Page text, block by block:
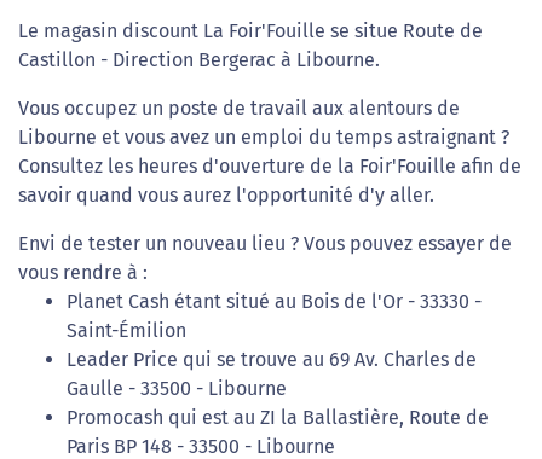
Le magasin discount La Foir'Fouille se situe Route de
Castillon - Direction Bergerac à Libourne.
Vous occupez un poste de travail aux alentours de
Libourne et vous avez un emploi du temps astraignant ?
Consultez les heures d'ouverture de la Foir'Fouille afin de
savoir quand vous aurez l'opportunité d'y aller.
Envi de tester un nouveau lieu ? Vous pouvez essayer de
vous rendre à :
Planet Cash étant situé au Bois de l'Or - 33330 -
Saint-Émilion
Leader Price qui se trouve au 69 Av. Charles de
Gaulle - 33500 - Libourne
Promocash qui est au ZI la Ballastière, Route de
Paris BP 148 - 33500 - Libourne